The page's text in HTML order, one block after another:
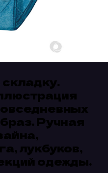
Ручная
лукбуков,
одежды.